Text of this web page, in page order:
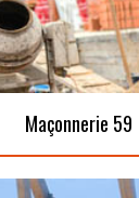
Maçonnerie 59